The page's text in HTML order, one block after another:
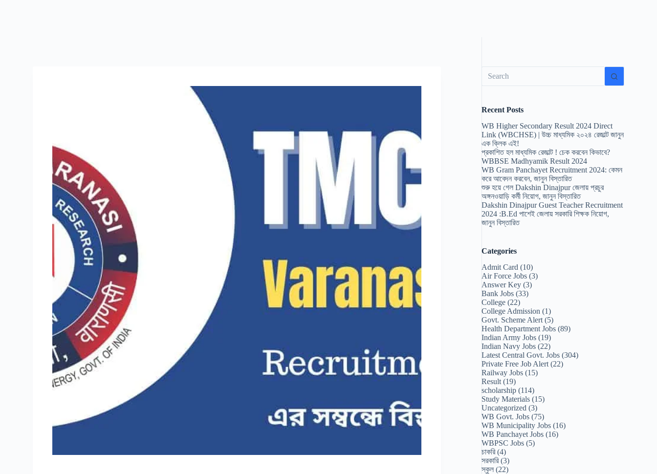
results
Recent Posts
WB Higher Secondary Result 2024 Direct
Link (WBCHSE) | উচ্চ মাধ্যমিক ২০২৪ রেজাল্ট জানুন
এক ক্লিক এই!
প্রকাশিত হল মাধ্যমিক রেজাল্ট ! চেক করবেন কিভাবে?
WBBSE Madhyamik Result 2024
WB Gram Panchayet Recruitment 2024: কেমন
করে আবেদন করবেন, জানুন বিস্তারিত
শুরু হয়ে গেল Dakshin Dinajpur জেলায় প্রচুর
অঙ্গনওয়াড়ি কর্মী নিয়োগ, জানুন বিস্তারিত
Dakshin Dinajpur Guest Teacher Recruitment
2024 :B.Ed পাশেই জেলায় সরকারি শিক্ষক নিয়োগ,
জানুন বিস্তারিত
Categories
Admit Card (10)
Air Force Jobs (3)
Answer Key (3)
Bank Jobs (33)
College (22)
College Admission (1)
Govt. Scheme Alert (5)
Health Department Jobs (89)
Indian Army Jobs (19)
Indian Navy Jobs (22)
Latest Central Govt. Jobs (304)
Private Free Job Alert (22)
Railway Jobs (15)
Result (19)
scholarship (114)
Study Materials (15)
Uncategorized (3)
WB Govt. Jobs (75)
WB Municipality Jobs (16)
WB Panchayet Jobs (16)
WBPSC Jobs (5)
চাকরি(4)
সরকারি(3)
স্কুল (22)